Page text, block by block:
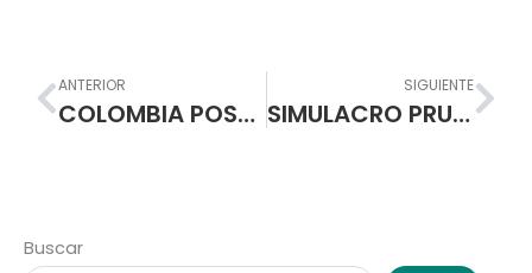
Prev
ANTERIOR
COLOMBIA POSEE UNA POLÍTICA Y SISTEMA DE FORMACION Y DESARROLLO DE EDUCADORES.
SIGUIENTE
SIMULACRO PRUEBAS SABER
Buscar